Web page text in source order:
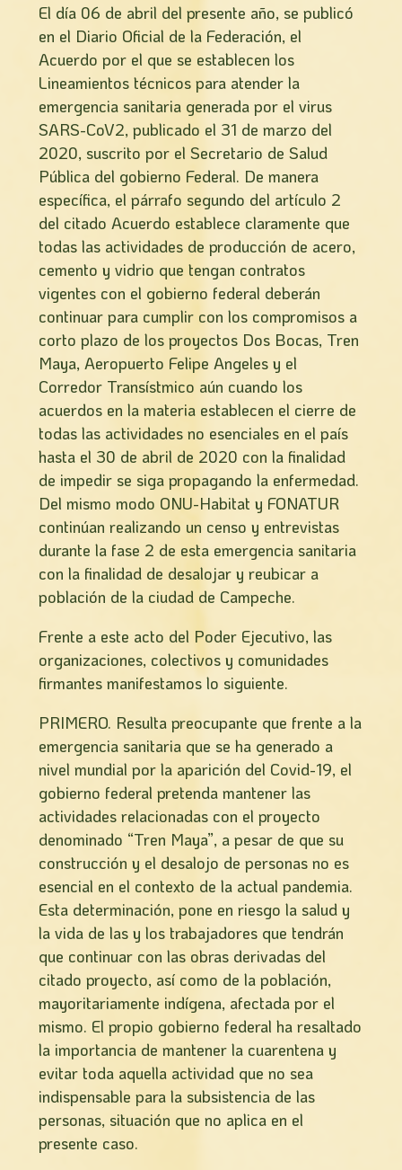
El día 06 de abril del presente año, se publicó
en el Diario Oficial de la Federación, el
Acuerdo por el que se establecen los
Lineamientos técnicos para atender la
emergencia sanitaria generada por el virus
SARS-CoV2, publicado el 31 de marzo del
2020, suscrito por el Secretario de Salud
Pública del gobierno Federal. De manera
específica, el párrafo segundo del artículo 2
del citado Acuerdo establece claramente que
todas las actividades de producción de acero,
cemento y vidrio que tengan contratos
vigentes con el gobierno federal deberán
continuar para cumplir con los compromisos a
corto plazo de los proyectos Dos Bocas, Tren
Maya, Aeropuerto Felipe Angeles y el
Corredor Transístmico aún cuando los
acuerdos en la materia establecen el cierre de
todas las actividades no esenciales en el país
hasta el 30 de abril de 2020 con la finalidad
de impedir se siga propagando la enfermedad.
Del mismo modo ONU-Habitat y FONATUR
continúan realizando un censo y entrevistas
durante la fase 2 de esta emergencia sanitaria
con la finalidad de desalojar y reubicar a
población de la ciudad de Campeche.
Frente a este acto del Poder Ejecutivo, las
organizaciones, colectivos y comunidades
firmantes manifestamos lo siguiente.
PRIMERO. Resulta preocupante que frente a la
emergencia sanitaria que se ha generado a
nivel mundial por la aparición del Covid-19, el
gobierno federal pretenda mantener las
actividades relacionadas con el proyecto
denominado “Tren Maya”, a pesar de que su
construcción y el desalojo de personas no es
esencial en el contexto de la actual pandemia.
Esta determinación, pone en riesgo la salud y
la vida de las y los trabajadores que tendrán
que continuar con las obras derivadas del
citado proyecto, así como de la población,
mayoritariamente indígena, afectada por el
mismo. El propio gobierno federal ha resaltado
la importancia de mantener la cuarentena y
evitar toda aquella actividad que no sea
indispensable para la subsistencia de las
personas, situación que no aplica en el
presente caso.